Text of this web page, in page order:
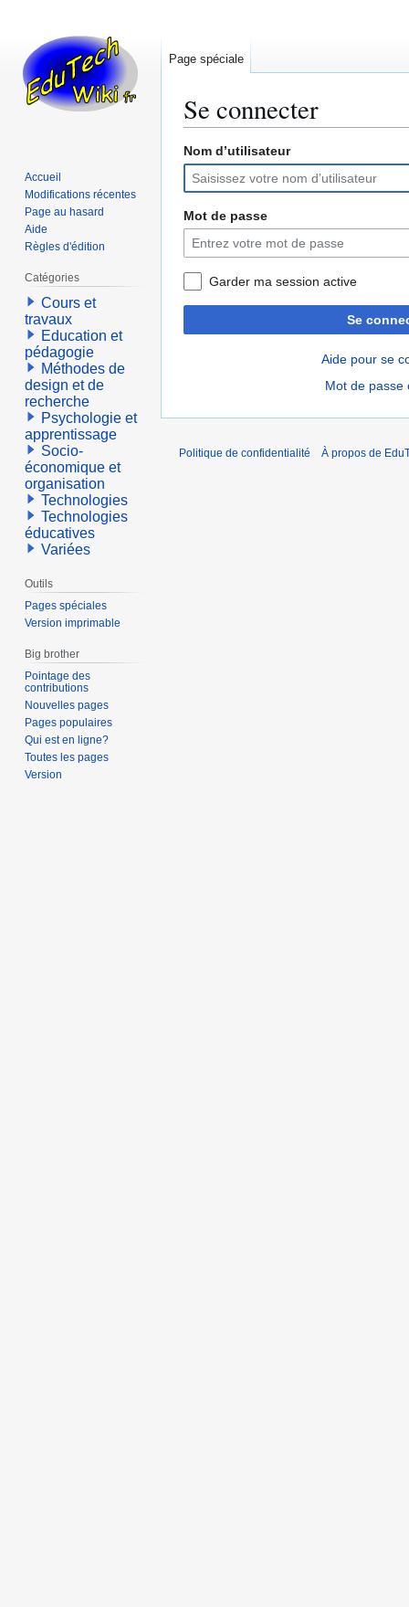
Se connecter
Aller
la
navigation
Aller
la
recherche
Nom d’utilisateur
Mot de passe
Garder ma session active
Se
Aide pour se
Mot de passe
Page spéciale
Accueil
Modifications récentes
Page au hasard
Aide
Règles d'édition
Catégories
Cours et
travaux
Education et
pédagogie
Méthodes de
design et de
recherche
Psychologie et
apprentissage
Socio-
économique et
organisation
Technologies
Technologies
éducatives
Variées
Outils
Pages spéciales
Version imprimable
Big brother
Pointage des
contributions
Nouvelles pages
Pages populaires
Qui est en ligne?
Toutes les pages
Version
Politique de confidentialité À propos de